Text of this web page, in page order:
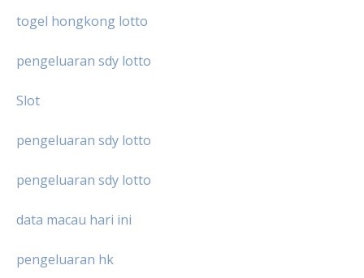
togel hongkong lotto
pengeluaran sdy lotto
Slot
pengeluaran sdy lotto
pengeluaran sdy lotto
data macau hari ini
pengeluaran hk